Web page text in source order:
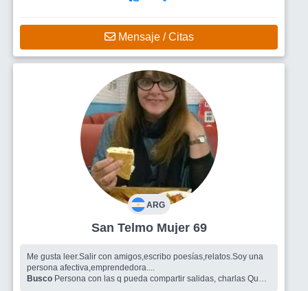
Mensaje / Citas
ARG
San Telmo Mujer 69
Me gusta leer.Salir con amigos,escribo poesías,relatos.Soy una
persona afectiva,emprendedora....
Busco Persona con las q pueda compartir salidas, charlas Que